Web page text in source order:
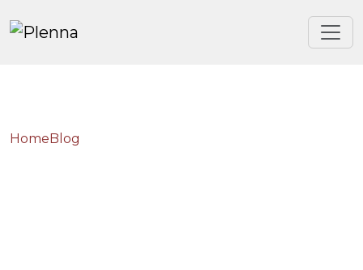
HomeBlog